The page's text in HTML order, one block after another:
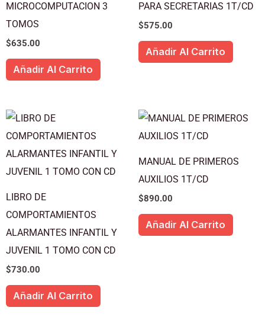
MICROCOMPUTACION 3
TOMOS
$635.00
Añadir Al Carrito
PARA SECRETARIAS 1T/CD
$575.00
Añadir Al Carrito
LIBRO DE
COMPORTAMIENTOS
ALARMANTES INFANTIL Y
JUVENIL 1 TOMO CON CD
$730.00
Añadir Al Carrito
MANUAL DE PRIMEROS
AUXILIOS 1T/CD
$890.00
Añadir Al Carrito